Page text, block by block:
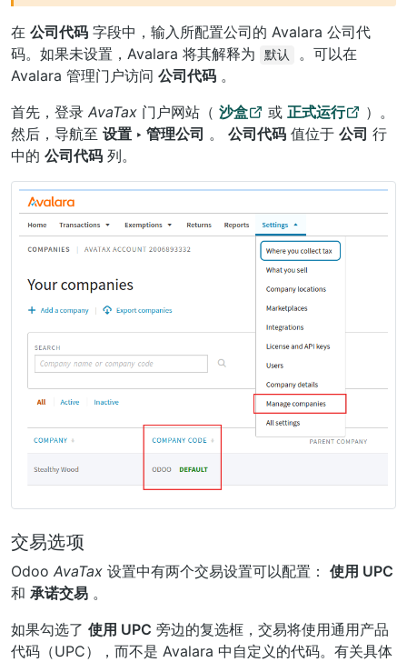
在 公司代码 字段中，输入所配置公司的 Avalara 公司代
码。如果未设置，Avalara 将其解释为
默认
。可以在
Avalara 管理门户访问 公司代码 。
首先，登录 AvaTax 门户网站（ 沙盒 或 正式运行
）。
然后，导航至 设置 ‣ 管理公司 。 公司代码 值位于 公司 行
中的 公司代码 列。
交易选项
Odoo AvaTax 设置中有两个交易设置可以配置： 使用 UPC
和 承诺交易 。
如果勾选了 使用 UPC 旁边的复选框，交易将使用通用产品
代码（UPC），而不是 Avalara 中自定义的代码。有关具体